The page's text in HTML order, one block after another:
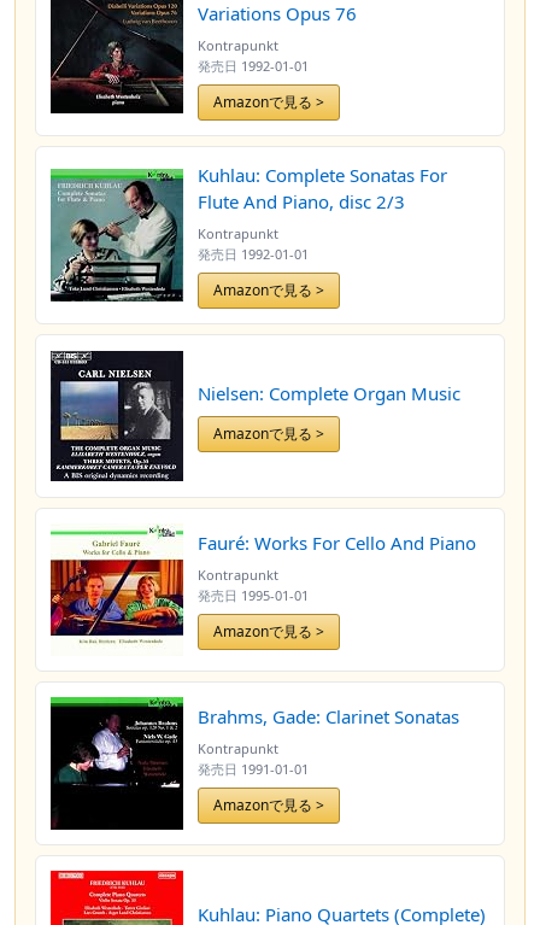
Variations Opus 76
Kontrapunkt
発売日 1992-01-01
Amazonで見る >
Kuhlau: Complete Sonatas For
Flute And Piano, disc 2/3
Kontrapunkt
発売日 1992-01-01
Amazonで見る >
Nielsen: Complete Organ Music
Amazonで見る >
Fauré: Works For Cello And Piano
Kontrapunkt
発売日 1995-01-01
Amazonで見る >
Brahms, Gade: Clarinet Sonatas
Kontrapunkt
発売日 1991-01-01
Amazonで見る >
Kuhlau: Piano Quartets (Complete)